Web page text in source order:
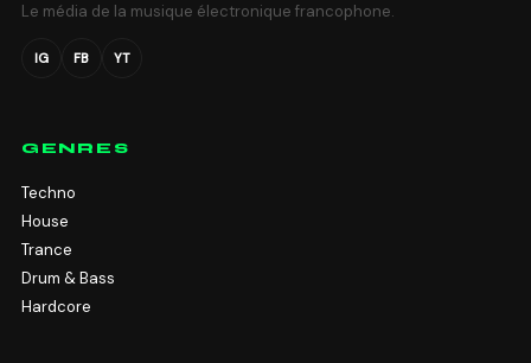
Le média de la musique électronique francophone.
IG FB YT
GENRES
Techno
House
Trance
Drum & Bass
Hardcore